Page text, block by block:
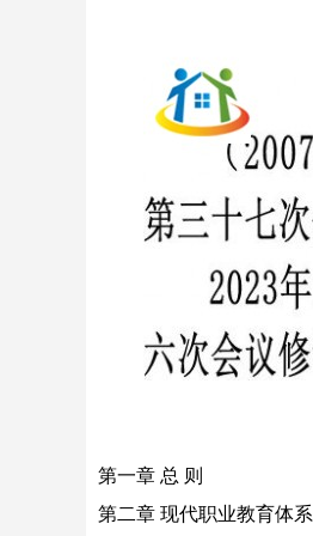
第一章 总 则
第二章 现代职业教育体系